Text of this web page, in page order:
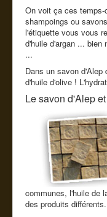
On voit ça ces
shampoings ou
l'étiquette vous vous
d'huile d'argan ... bien
...
Dans un savon
d'huile d'olive !
Le savon d'Alep
communes, l'huile de
des produits différents.